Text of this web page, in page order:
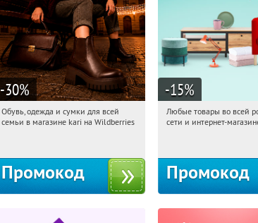
-30%
19:11:02 Получили:
Обувь, одежда и сумки для всей
семьи в магазине kari на Wildberries
Промокод
-15%
19:11:02
Любые товары во всей
сети и интернет-
Промокод